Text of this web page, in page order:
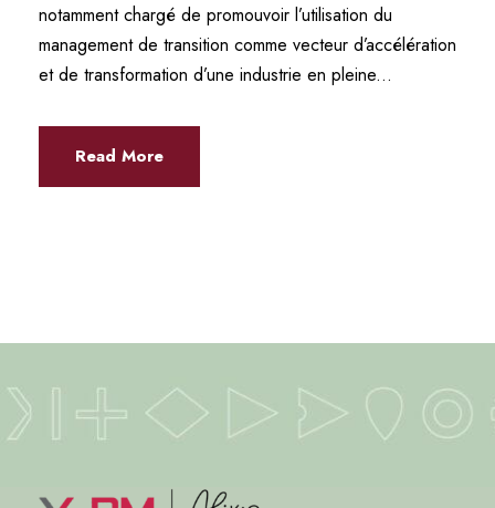
notamment chargé de promouvoir l’utilisation du
management de transition comme vecteur d’accélération
et de transformation d’une industrie en pleine...
Read More